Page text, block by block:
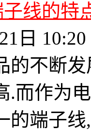
子线的特
日 10:20
的不断
.而作为
的端子